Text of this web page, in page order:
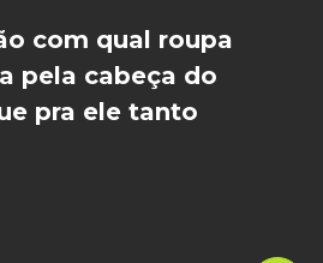
com qual roupa
pela cabeça do
pra ele tanto